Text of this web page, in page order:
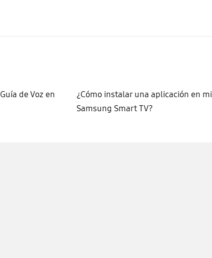
de Voz en
¿Cómo instalar una aplicación en mi
Samsung Smart TV?